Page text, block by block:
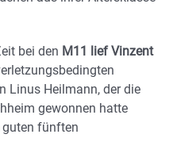
bei den M11 lief Vinzent
Linus Heilmann, der die
gewonnen hatte
guten fünften